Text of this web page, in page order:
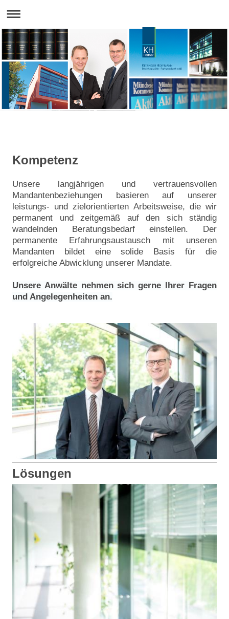
Kompetenz
Unsere langjährigen und vertrauensvollen
Mandantenbeziehungen basieren auf unserer
leistungs- und zielorientierten Arbeitsweise, die wir
permanent und zeitgemäß auf den sich ständig
wandelnden Beratungsbedarf einstellen. Der
permanente Erfahrungsaustausch mit unseren
Mandanten bildet eine solide Basis für die
erfolgreiche Abwicklung unserer Mandate.
Unsere Anwälte nehmen sich gerne Ihrer Fragen
und Angelegenheiten an.
Lösungen